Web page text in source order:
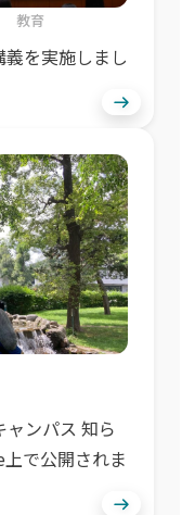
教育
を実施しまし
ンパス 知ら
で公開されま